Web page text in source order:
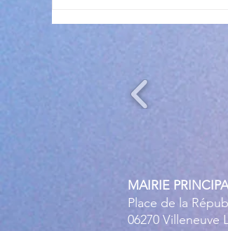
Villeneuve Loubet ! ☀️🎤
MAIRIE
Place de la
06270 Villeneuve